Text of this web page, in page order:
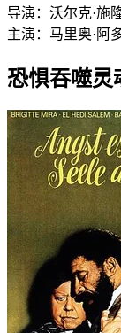
导演： 沃尔克·施
主演： 马里奥·阿
恐惧吞噬灵